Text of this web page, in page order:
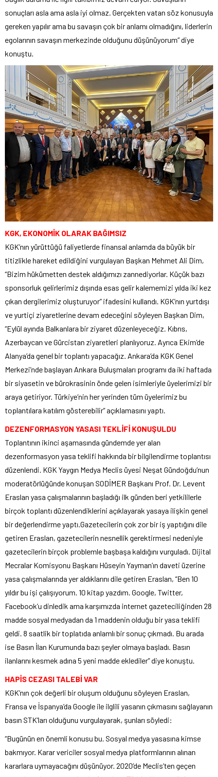
sonuçları asla ama asla iyi olmaz. Gerçekten vatan söz konusuyla
gereken yapılır ama bu savaşın çok bir anlamı olmadığını, liderlerin
egolarının savaşın merkezinde olduğunu düşünüyorum” diye
konuştu.
KGK, EKONOMİK OLARAK BAĞIMSIZ
KGK’nın yürüttüğü faliyetlerde finansal anlamda da büyük bir
titizlikle hareket edildiğini vurgulayan Başkan Mehmet Ali Dim,
“Bizim hükümetten destek aldığımızı zannediyorlar. Küçük bazı
sponsorluk gelirlerimiz dışında esas gelir kalememizi yılda iki kez
çıkan dergilerimiz oluşturuyor” ifadesini kullandı. KGK’nın yurtdışı
ve yurtiçi ziyaretlerine devam edeceğini söyleyen Başkan Dim,
“Eylül ayında Balkanlara bir ziyaret düzenleyeceğiz. Kıbrıs,
Azerbaycan ve Gürcistan ziyaretleri planlıyoruz. Ayrıca Ekim’de
Alanya’da genel bir toplantı yapacağız. Ankara’da KGK Genel
Merkezi’nde başlayan Ankara Buluşmaları programı da iki haftada
bir siyasetin ve bürokrasinin önde gelen isimleriyle üyelerimizi bir
araya getiriyor. Türkiye’nin her yerinden tüm üyelerimiz bu
toplantılara katılım gösterebilir” açıklamasını yaptı.
DEZENFORMASYON YASASI TEKLİFİ KONUŞULDU
Toplantının ikinci aşamasında gündemde yer alan
dezenformasyon yasa teklifi hakkında bir bilgilendirme toplantısı
düzenlendi. KGK Yaygın Medya Meclis üyesi Neşat Gündoğdu’nun
moderatörlüğünde konuşan SODİMER Başkanı Prof. Dr. Levent
Eraslan yasa çalışmalarının başladığı ilk günden beri yetkililerle
birçok toplantı düzenlendiklerini açıklayarak yasaya ilişkin genel
bir değerlendirme yaptı.Gazetecilerin çok zor bir iş yaptığını dile
getiren Eraslan, gazetecilerin nesnellik gerektirmesi nedeniyle
gazetecilerin birçok problemle başbaşa kaldığını vurguladı. Dijital
Mecralar Komisyonu Başkanı Hüseyin Yayman’ın daveti üzerine
yasa çalışmalarında yer aldıklarını dile getiren Eraslan, “Ben 10
yıldır bu işi çalışıyorum. 10 kitap yazdım. Google, Twitter,
Facebook’u dinledik ama karşımızda internet gazeteciliğinden 28
madde sosyal medyadan da 1 maddenin olduğu bir yasa teklifi
geldi. 8 saatlik bir toplatıda anlamlı bir sonuç çıkmadı. Bu arada
ise Basın İlan Kurumunda bazı şeyler olmaya başladı. Basın
ilanlarını kesmek adına 5 yeni madde eklediler” diye konuştu.
HAPİS CEZASI TALEBİ VAR
KGK’nın çok değerli bir oluşum olduğunu söyleyen Eraslan,
Fransa ve İspanya’da Google ile ilglili yasanın çıkmasını sağlayanın
basın STK’ları olduğunu vurgulayarak, şunları söyledi:
“Bugünün en önemli konusu bu. Sosyal medya yasasına kimse
bakmıyor. Karar vericiler sosyal medya platformlarının alınan
kararlara uymayacağını düşünüyor. 2020’de Meclis’ten geçen